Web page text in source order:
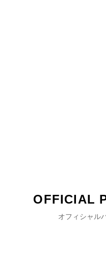
OFFICIAL
オフィシャル